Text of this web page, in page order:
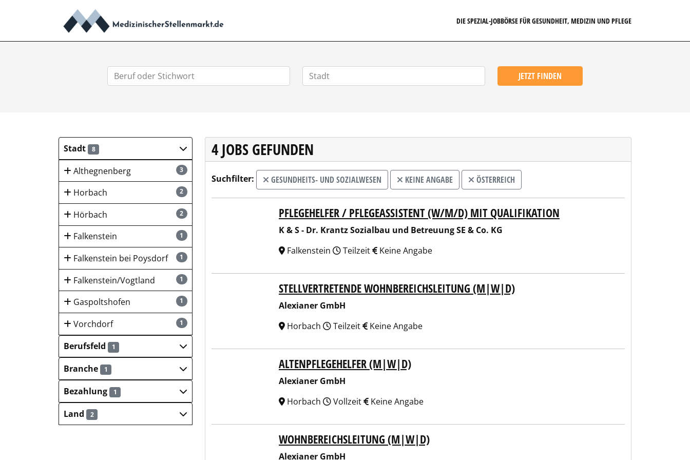
DIE SPEZIAL-JOBBÖRSE FÜR GESUNDHEIT, MEDIZIN UND PFLEGE
JETZT FINDEN
Stadt 8
3
Althegnenberg
2
Horbach
2
Hörbach
1
Falkenstein
1
Falkenstein bei Poysdorf
1
Falkenstein/Vogtland
1
Gaspoltshofen
1
Vorchdorf
Berufsfeld
1
Branche 1
Bezahlung 1
Land 2
4 JOBS GEFUNDEN
Suchfilter: GESUNDHEITS- UND SOZIALWESEN KEINE ANGABE ÖSTERREICH
K & S - Dr. Krantz Sozialbau und Betreuung SE & Co. KG
PFLEGEHELFER / PFLEGEASSISTENT (W/M/D) MIT QUALIFIKATION
K & S - Dr. Krantz Sozialbau und Betreuung SE & Co. KG
Falkenstein
Teilzeit Keine Angabe
STELLVERTRETENDE WOHNBEREICHSLEITUNG (M|W|D)
Alexianer GmbH
Horbach
Teilzeit Keine Angabe
ALTENPFLEGEHELFER (M|W|D)
Alexianer GmbH
Horbach
Vollzeit Keine Angabe
WOHNBEREICHSLEITUNG (M|W|D)
Alexianer GmbH